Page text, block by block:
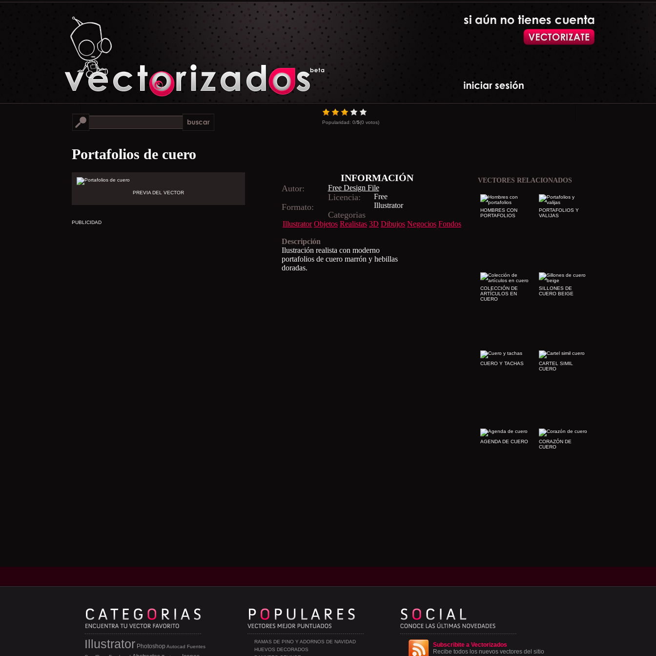
Popularidad: 0/5(0 votos)
Portafolios de cuero
PREVIA DEL VECTOR
INFORMACIÓN
Autor: Free Design File
Licencia: Free
Formato: Illustrator
Categorias
Illustrator Objetos Realistas 3D Dibujos Negocios Fondos
Descripción
Ilustración realista con moderno
portafolios de cuero marrón y hebillas
doradas.
PUBLICIDAD
VECTORES RELACIONADOS
PORTAFOLIOS Y
VALIJAS
HOMBRES CON
PORTAFOLIOS
SILLONES DE
CUERO BEIGE
COLECCIÓN DE
ARTÍCULOS EN
CUERO
CARTEL SIMIL
CUERO
CUERO Y TACHAS
CORAZÓN DE
CUERO
AGENDA DE CUERO
Subscribite a Vectorizados
Recibe todos los nuevos vectores del sitio
RAMAS DE PINO Y ADORNOS DE NAVIDAD
HUEVOS DECORADOS
Illustrator Photoshop Autocad Fuentes